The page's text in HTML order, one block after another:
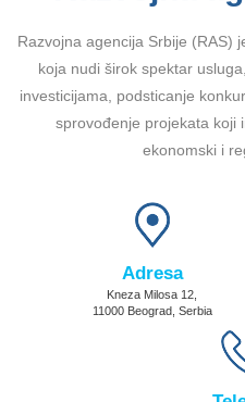
Razvojna agencija Srbije (RAS)
koja nudi širok spektar
investicijama, podsticanje
sprovođenje projekata koji
ekonomski i
Adresa
Kneza Milosa 12,
11000 Beograd, Serbia